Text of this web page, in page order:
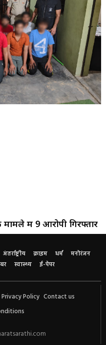
मामले में 9 आरोपी गिरफ्तार
अंतर्राष्ट्रीय क्राइम धर्म
मनोरंजन
स्वास्थ्य ई-पेपर
Privacy Policy Contact us